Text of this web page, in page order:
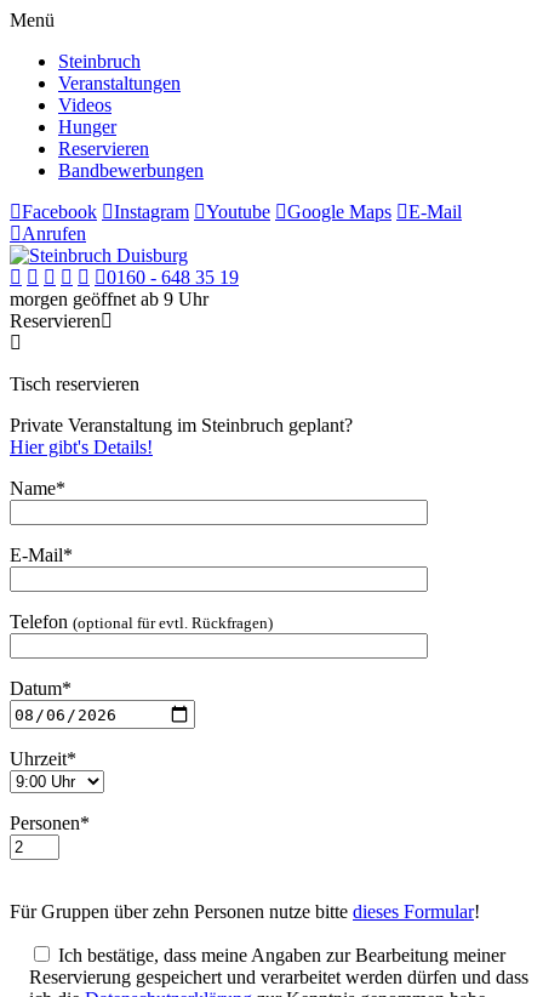
Menü
Steinbruch
Veranstaltungen
Videos
Hunger
Reservieren
Bandbewerbungen
Facebook
Instagram Youtube Google Maps
E-Mail
Anrufen
0160 - 648 35 19
morgen geöffnet ab 9 Uhr
Reservieren
Tisch reservieren
Private Veranstaltung im Steinbruch geplant?
Hier gibt's Details!
Name*
E-Mail*
Telefon (optional für evtl. Rückfragen)
Datum*
Uhrzeit*
Personen*
Für Gruppen über zehn Personen nutze bitte dieses Formular!
Ich bestätige, dass meine Angaben zur Bearbeitung meiner
Reservierung gespeichert und verarbeitet werden dürfen und dass